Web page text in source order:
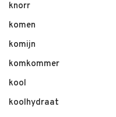
knorr
komen
komijn
komkommer
kool
koolhydraat